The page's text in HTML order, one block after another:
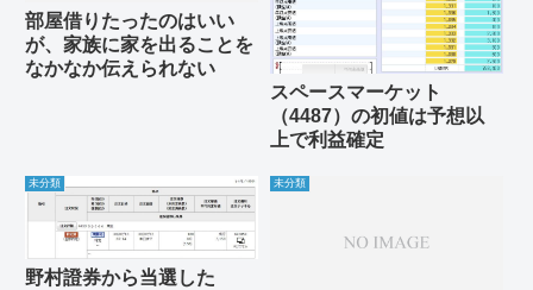
部屋借りたったのはいい
が、家族に家を出ることを
なかなか伝えられない
スペースマーケット
（4487）の初値は予想以
上で利益確定
未分類
野村證券から当選した
未分類